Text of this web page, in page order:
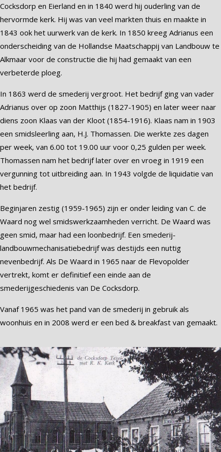
Cocksdorp en Eierland en in 1840 werd hij ouderling van de
hervormde kerk. Hij was van veel markten thuis en maakte in
1843 ook het uurwerk van de kerk. In 1850 kreeg Adrianus een
onderscheiding van de Hollandse Maatschappij van Landbouw te
Alkmaar voor de constructie die hij had gemaakt van een
verbeterde ploeg.
In 1863 werd de smederij vergroot. Het bedrijf ging van vader
Adrianus over op zoon Matthijs (1827-1905) en later weer naar
diens zoon Klaas van der Kloot (1854-1916). Klaas nam in 1903
een smidsleerling aan, H.J. Thomassen. Die werkte zes dagen
per week, van 6.00 tot 19.00 uur voor 0,25 gulden per week.
Thomassen nam het bedrijf later over en vroeg in 1919 een
vergunning tot uitbreiding aan. In 1943 volgde de liquidatie van
het bedrijf.
Beginjaren zestig (1959-1965) zijn er onder leiding van C. de
Waard nog wel smidswerkzaamheden verricht. De Waard was
geen smid, maar had een loonbedrijf. Een smederij-
landbouwmechanisatiebedrijf was destijds een nuttig
nevenbedrijf. Als De Waard in 1965 naar de Flevopolder
vertrekt, komt er definitief een einde aan de
smederijgeschiedenis van De Cocksdorp.
Vanaf 1965 was het pand van de smederij in gebruik als
woonhuis en in 2008 werd er een bed & breakfast van gemaakt.